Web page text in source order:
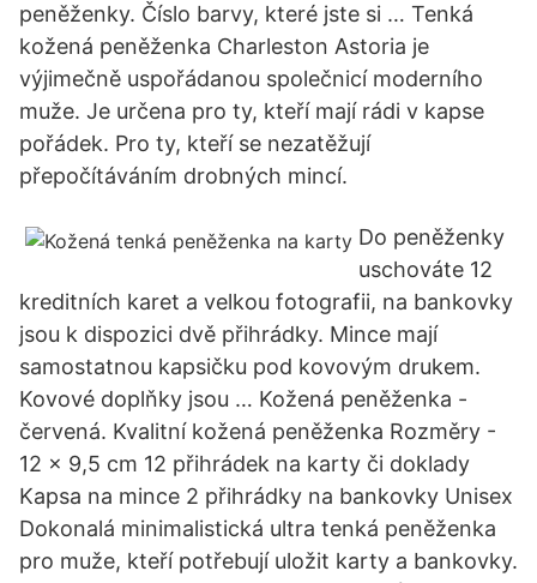
peněženky. Číslo barvy, které jste si … Tenká
kožená peněženka Charleston Astoria je
výjimečně uspořádanou společnicí moderního
muže. Je určena pro ty, kteří mají rádi v kapse
pořádek. Pro ty, kteří se nezatěžují
přepočítáváním drobných mincí.
Do peněženky
uschováte 12
kreditních karet a velkou fotografii, na bankovky
jsou k dispozici dvě přihrádky. Mince mají
samostatnou kapsičku pod kovovým drukem.
Kovové doplňky jsou … Kožená peněženka -
červená. Kvalitní kožená peněženka Rozměry -
12 x 9,5 cm 12 přihrádek na karty či doklady
Kapsa na mince 2 přihrádky na bankovky Unisex
Dokonalá minimalistická ultra tenká peněženka
pro muže, kteří potřebují uložit karty a bankovky.